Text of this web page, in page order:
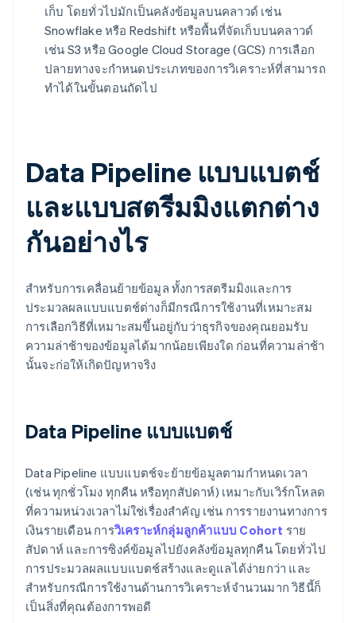
เก็บ โดยทั่วไปมักเป็นคลังข้อมูลบนคลาวด์ เช่น
Snowflake หรือ Redshift หรือพื้นที่จัดเก็บบนคลาวด์
เช่น S3 หรือ Google Cloud Storage (GCS) การเลือก
ปลายทางจะกำหนดประเภทของการวิเคราะห์ที่สามารถ
ทำได้ในขั้นตอนถัดไป
Data Pipeline แบบแบตช์
และแบบสตรีมมิงแตกต่าง
กันอย่างไร
สำหรับการเคลื่อนย้ายข้อมูล ทั้งการสตรีมมิงและการ
ประมวลผลแบบแบตช์ต่างก็มีกรณีการใช้งานที่เหมาะสม
การเลือกวิธีที่เหมาะสมขึ้นอยู่กับว่าธุรกิจของคุณยอมรับ
ความล่าช้าของข้อมูลได้มากน้อยเพียงใด ก่อนที่ความล่าช้า
นั้นจะก่อให้เกิดปัญหาจริง
Data Pipeline แบบแบตช์
Data Pipeline แบบแบตช์จะย้ายข้อมูลตามกำหนดเวลา
(เช่น ทุกชั่วโมง ทุกคืน หรือทุกสัปดาห์) เหมาะกับเวิร์กโหลด
ที่ความหน่วงเวลาไม่ใช่เรื่องสำคัญ เช่น การรายงานทางการ
เงินรายเดือน การวิเคราะห์กลุ่มลูกค้าแบบ Cohort ราย
สัปดาห์ และการซิงค์ข้อมูลไปยังคลังข้อมูลทุกคืน โดยทั่วไป
การประมวลผลแบบแบตช์สร้างและดูแลได้ง่ายกว่า และ
สำหรับกรณีการใช้งานด้านการวิเคราะห์จำนวนมาก วิธีนี้ก็
เป็นสิ่งที่คุณต้องการพอดี